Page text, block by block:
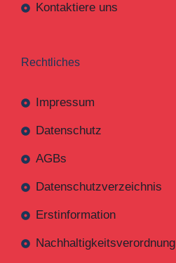
Kontaktiere uns
Rechtliches
Impressum
Datenschutz
AGBs
Datenschutzverzeichnis
Erstinformation
Nachhaltigkeitsverordnung